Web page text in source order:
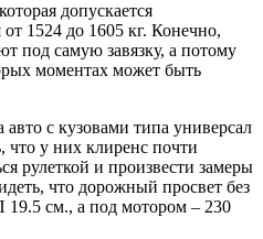
допускается
1524 до 1605 кг. Конечно,
под самую завязку, а потому
моментах может быть
с кузовами типа универсал
что у них клиренс почти
рулеткой и произвести замеры
что дорожный просвет без
19.5 см., а под мотором – 230